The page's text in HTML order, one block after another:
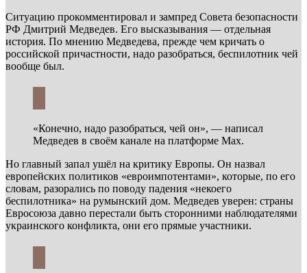
Ситуацию прокомментировал и зампред Совета безопасности
РФ Дмитрий Медведев. Его высказывания — отдельная
история. По мнению Медведева, прежде чем кричать о
российской причастности, надо разобраться, беспилотник чей
вообще был.
«Конечно, надо разобраться, чей он», — написал
Медведев в своём канале на платформе Max.
Но главный запал ушёл на критику Европы. Он назвал
европейских политиков «евроимпотентами», которые, по его
словам, разорались по поводу падения «некоего
беспилотника» на румынский дом. Медведев уверен: страны
Евросоюза давно перестали быть сторонними наблюдателями
украинского конфликта, они его прямые участники.